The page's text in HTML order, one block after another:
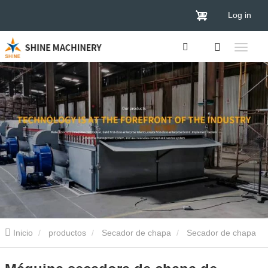
Log in
Inicio productos Secador de chapa Secador de chapa
de madera contrachapada